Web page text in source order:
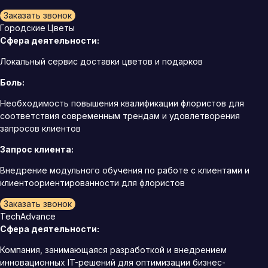
Заказать звонок
Городские Цветы
Сфера деятельности:
Локальный сервис доставки цветов и подарков
Боль:
Необходимость повышения квалификации флористов для
соответствия современным трендам и удовлетворения
запросов клиентов
Запрос клиента:
Внедрение модульного обучения по работе с клиентами и
клиентоориентированности для флористов
Заказать звонок
TechAdvance
Сфера деятельности:
Компания, занимающаяся разработкой и внедрением
инновационных IT-решений для оптимизации бизнес-